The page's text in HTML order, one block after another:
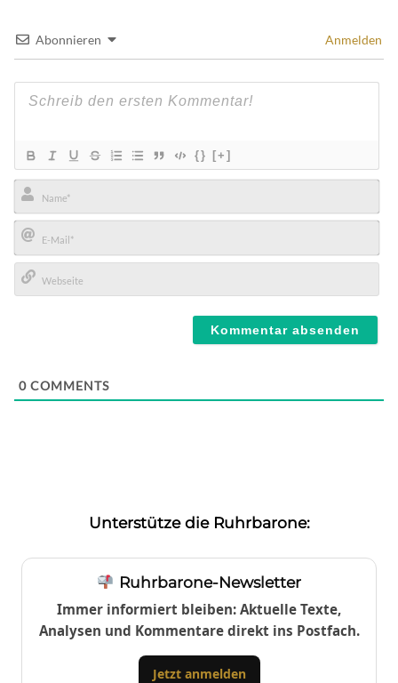
Abonnieren Anmelden
{} [+]
Name*
E-
Mail*
0 COMMENTS
Unterstütze die Ruhrbarone:
Ruhrbarone-Newsletter
Immer informiert bleiben: Aktuelle Texte,
Analysen und Kommentare direkt ins Postfach.
Jetzt anmelden